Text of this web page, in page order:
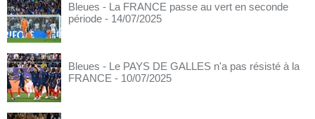
Bleues - La FRANCE passe au vert en seconde
période - 14/07/2025
Bleues - Le PAYS DE GALLES n'a pas résisté à la
FRANCE - 10/07/2025